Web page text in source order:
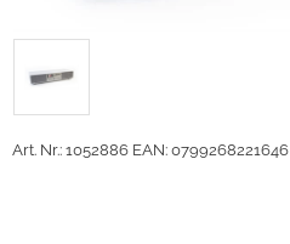
Art. Nr.: 1052886 EAN: 0799268221646